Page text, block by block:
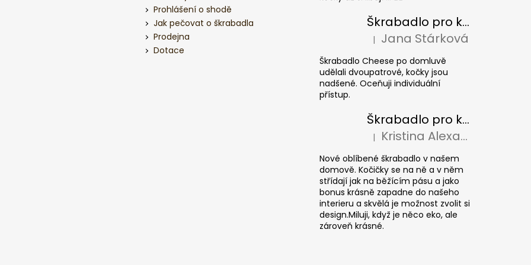
Prohlášení o shodě
Jak pečovat o škrabadla
Prodejna
Dotace
Škrabadlo pro kočky CHEESE ELIPSE colour
Hodnocení produktu je 5 z 5 hvězdiček.
| Jana Stárková
Škrabadlo Cheese po domluvě
udělali dvoupatrové, kočky jsou
nadšené. Oceňuji individuální
přístup.
Škrabadlo pro kočky CUBE Colour
Hodnocení produktu je 5 z 5 hvězdiček.
| Kristina Alexandrová
Nové oblíbené škrabadlo v našem
domově. Kočičky se na ně a v něm
střídají jak na běžícím pásu a jako
bonus krásně zapadne do našeho
interieru a skvělá je možnost zvolit si
design.Miluji, když je něco eko, ale
zároveň krásné.